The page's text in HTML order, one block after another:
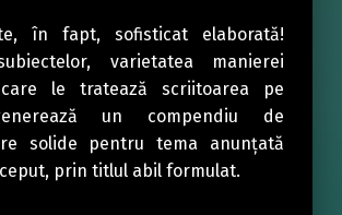
în fapt, sofisticat elaborată!
varietatea manierei
le tratează scriitoarea pe
un compendiu de
solide pentru tema anunţată
prin titlul abil formulat.